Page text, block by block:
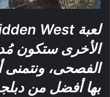
الأخرى ستكون
الفصحى، ونتمنى